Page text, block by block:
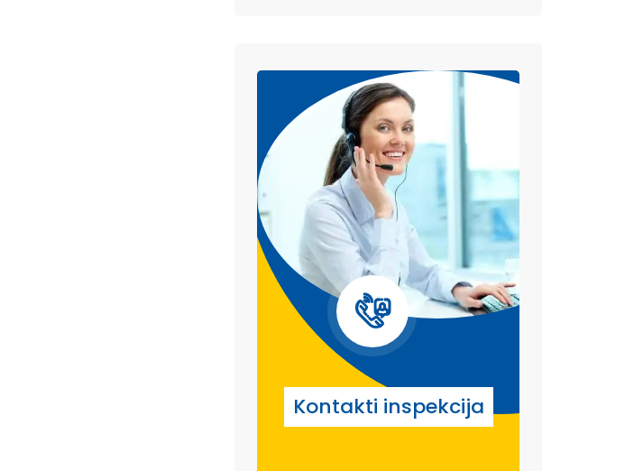
Kontakti inspekcija